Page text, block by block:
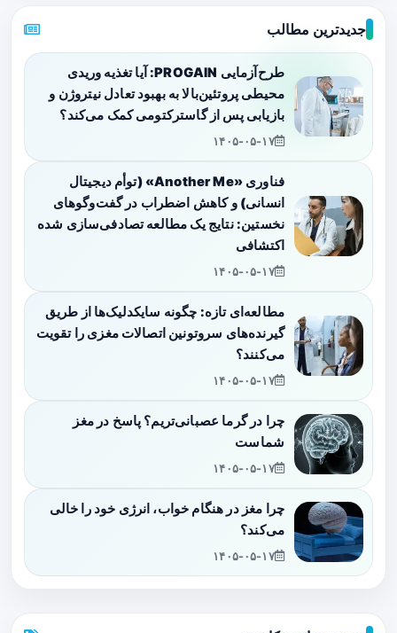
جدیدترین مطالب
طرح‌آزمایی PROGAIN: آیا تغذیه وریدی
محیطی پروتئین‌بالا به بهبود تعادل نیتروژن و
بازیابی پس از گاسترکتومی کمک می‌کند؟
۱۴۰۵-۰۵-۱۷
فناوری «Another Me» (توأم دیجیتال
انسانی) و کاهش اضطراب در گفت‌وگوهای
نخستین: نتایج یک مطالعه تصادفی‌سازی شده
اکتشافی
۱۴۰۵-۰۵-۱۷
مطالعه‌ای تازه: چگونه سایکدلیک‌ها از طریق
گیرنده‌های سروتونین اتصالات مغزی را تقویت
می‌کنند؟
۱۴۰۵-۰۵-۱۷
چرا در گرما عصبانی‌تریم؟ پاسخ در مغز
شماست
۱۴۰۵-۰۵-۱۷
چرا مغز در هنگام خواب، انرژی خود را خالی
می‌کند؟
۱۴۰۵-۰۵-۱۷